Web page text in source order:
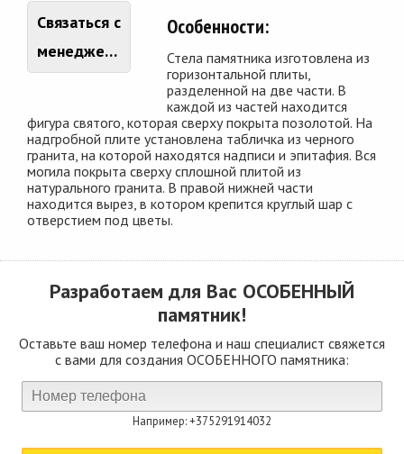
Связаться с
менеджером
Особенности:
Стела памятника изготовлена из
горизонтальной плиты,
разделенной на две части. В
каждой из частей находится
фигура святого, которая сверху покрыта позолотой. На
надгробной плите установлена табличка из черного
гранита, на которой находятся надписи и эпитафия. Вся
могила покрыта сверху сплошной плитой из
натурального гранита. В правой нижней части
находится вырез, в котором крепится круглый шар с
отверстием под цветы.
Разработаем для Вас ОСОБЕННЫЙ
памятник!
Оставьте ваш номер телефона и наш специалист свяжется
с вами для создания ОСОБЕННОГО памятника:
Например: +375291914032